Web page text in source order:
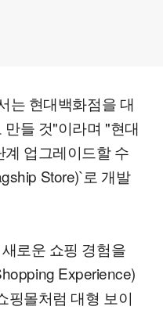
는 현대백화점을 대
들 것"이라며 "현대
업그레이드할 수
Store)`로 개발
로운 쇼핑 경험을
Experience)
핑몰처럼 대형 보이